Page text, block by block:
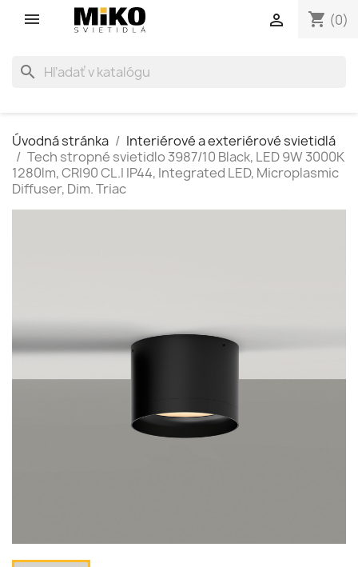
shopping_cart (0)

search
Úvodná stránka
Interiérové a exteriérové svietidlá
Tech stropné svietidlo 3987/10 Black, LED 9W 3000K
1280lm, CRI90 CL.I IP44, Integrated LED, Microplasmic
Diffuser, Dim. Triac